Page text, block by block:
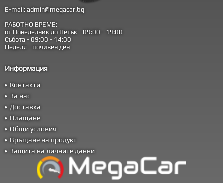
E-mail: admin@megacar.bg
РАБОТНО ВРЕМЕ:
от Понеделник до Петък - 09:00 - 19:00
Събота - 09:00 - 14:00
Неделя - почивен ден
Информация
Контакти
За нас
Доставка
Плащане
Общи условия
Връщане на продукт
Защита на личните данни